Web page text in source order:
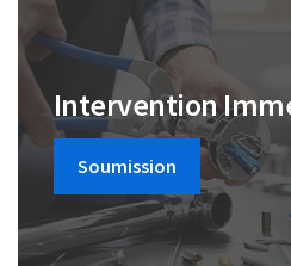
Intervention
Soumission